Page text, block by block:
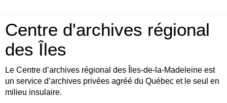
Centre d'archives régional
des Îles
Le Centre d’archives régional des Îles-de-la-Madeleine est
un service d’archives privées agréé du Québec et le seul en
milieu insulaire.